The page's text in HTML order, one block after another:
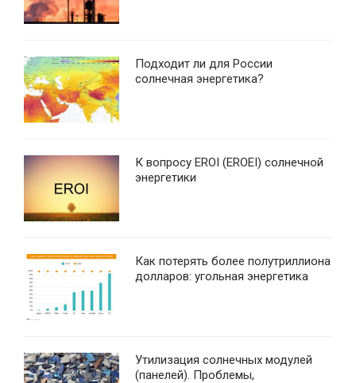
Подходит ли для России
солнечная энергетика?
К вопросу EROI (EROEI) солнечной
энергетики
Как потерять более полутриллиона
долларов: угольная энергетика
Утилизация солнечных модулей
(панелей). Проблемы,